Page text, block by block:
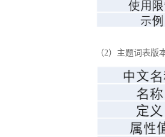
（2）主题词表版